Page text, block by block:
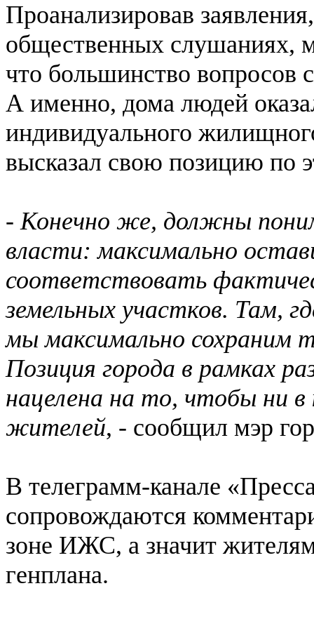
Проанализировав
общественных слушаниях,
что большинство вопросов
А именно, дома людей
индивидуального
высказал свою позицию по
- Конечно же, должны
власти: максимально
соответствовать
земельных участков. Там,
мы максимально сохраним
Позиция города в рамках
нацелена на то, чтобы ни в
жителей, - сообщил мэр
В телеграмм-канале
сопровождаются
зоне ИЖС, а значит
генплана.